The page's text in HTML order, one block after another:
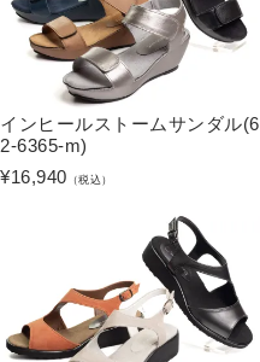
インヒールストームサンダル(6
2-6365-m)
¥16,940 （税込）